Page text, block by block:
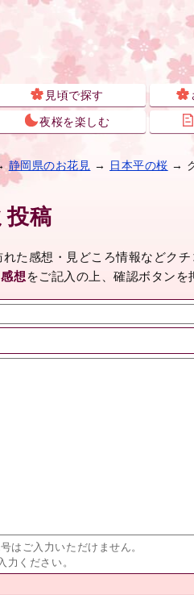
見頃で探す
夜桜を楽しむ
静岡県のお花見 → 日本平の桜 →
投稿
た感想・見どころ情報などク
想 をご記入の上、確認ボタンを
はご入力いただけません。
ください。